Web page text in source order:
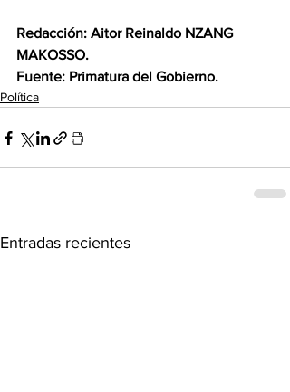
Redacción: Aitor Reinaldo NZANG
MAKOSSO.
Fuente: Primatura del Gobierno.
Política
Entradas recientes